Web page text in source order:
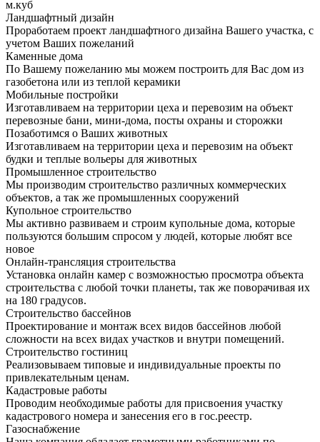
м.куб
Ландшафтный дизайн
Проработаем проект ландшафтного дизайна Вашего участка, с
учетом Ваших пожеланий
Каменные дома
По Вашему пожеланию мы можем построить для Вас дом из
газобетона или из теплой керамики
Мобильные постройки
Изготавливаем на территории цеха и перевозим на объект
перевозные бани, мини-дома, посты охраны и сторожки
Позаботимся о Ваших животных
Изготавливаем на территории цеха и перевозим на объект
будки и теплые вольеры для животных
Промышленное строительство
Мы производим строительство различных коммерческих
объектов, а так же промышленных сооружений
Купольное строительство
Мы активно развиваем и строим купольные дома, которые
пользуются большим спросом у людей, которые любят все
новое
Онлайн-трансляция строительства
Установка онлайн камер с возможностью просмотра объекта
строительства с любой точки планеты, так же поворачивая их
на 180 градусов.
Строительство бассейнов
Проектирование и монтаж всех видов бассейнов любой
сложности на всех видах участков и внутри помещений.
Строительство гостиниц
Реализовываем типовые и индивидуальные проекты по
привлекательным ценам.
Кадастровые работы
Проводим необходимые работы для присвоения участку
кадастрового номера и занесения его в гос.реестр.
Газоснабжение